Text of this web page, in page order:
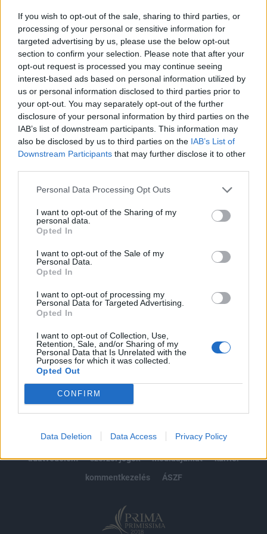
If you wish to opt-out of the sale, sharing to third parties, or
processing of your personal or sensitive information for
targeted advertising by us, please use the below opt-out
section to confirm your selection. Please note that after your
opt-out request is processed you may continue seeing
interest-based ads based on personal information utilized by
us or personal information disclosed to third parties prior to
your opt-out. You may separately opt-out of the further
disclosure of your personal information by third parties on the
IAB’s list of downstream participants. This information may
also be disclosed by us to third parties on the IAB’s List of
Downstream Participants that may further disclose it to other
Personal Data Processing Opt Outs
I want to opt-out of the Sharing of my
personal data.
Opted In
I want to opt-out of the Sale of my
Personal Data.
Opted In
I want to opt-out of processing my
Personal Data for Targeted Advertising.
Opted In
I want to opt-out of Collection, Use,
Retention, Sale, and/or Sharing of my
Personal Data that Is Unrelated with the
Purposes for which it was collected.
Opted Out
CONFIRM
Data Deletion Data Access Privacy Policy
A cég részvényei tegnap még csak 1,05 dollárt értek, a mai
kereskedés alatt 33,53 dollárt is értek a papírok, mielőtt egy
picit visszaestek. Most 26 dollárt ér egy SPI-részvény, ami
majdnem 2400%-os emelkedés. A cég értéke 15 millió
dollárról 460 millió dollárra ugrott. Az SPI Energy új
leánycége, az EdisonFuture elektromos autók és
töltőeszközök fejlesztésével foglalkozik...
KEDVES OLVASÓNK!
A keresett cikk a portfolio.hu hírarchívumához
tartozik, melynek olvasása előfizetéses
regisztrációhoz kötött.
Az előfizetés a következőket tartalmazza:
Portfolio.hu teljes cikkarchívum
Kötéslisták: BÉT elmúlt 2 év napon belüli
kötéslistái
impresszum
jogi nyilatkozat
süti beállítások
adatvédelem
szerzői jogok médiaajánlat
karrier
kommentkezelés
ÁSZF